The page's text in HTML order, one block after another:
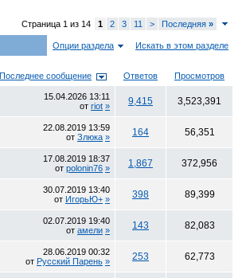
Страница 1 из 14 1 2 3 11 > Последняя »
Опции раздела Искать в этом разделе
Последнее сообщение Ответов Просмотров
15.04.2026 13:11
от riot » 9,415 3,523,391
22.08.2019 13:59
от Злюка » 164 56,351
17.08.2019 18:37
от polonin76 » 1,867 372,956
30.07.2019 13:40
от ИгорьЮ+ » 398 89,399
02.07.2019 19:40
от амели » 143 82,083
28.06.2019 00:32
от Русский Парень » 253 62,773